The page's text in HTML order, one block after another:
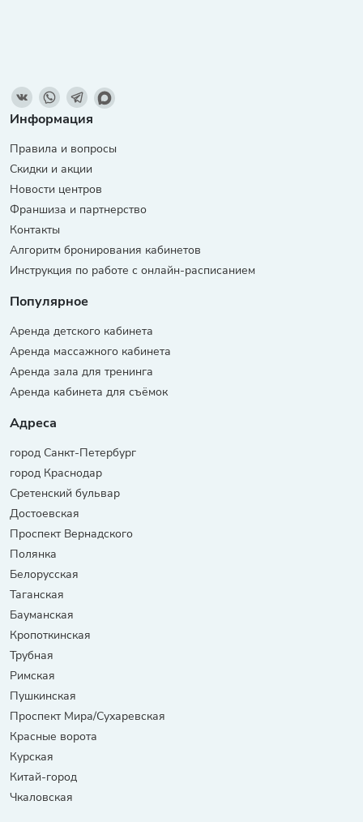
Информация
Правила и вопросы
Скидки и акции
Новости центров
Франшиза и партнерство
Контакты
Алгоритм бронирования кабинетов
Инструкция по работе с онлайн-расписанием
Популярное
Аренда детского кабинета
Аренда массажного кабинета
Аренда зала для тренинга
Аренда кабинета для съёмок
Адреса
город Санкт-Петербург
город Краснодар
Сретенский бульвар
Достоевская
Проспект Вернадского
Полянка
Белорусская
Таганская
Бауманская
Кропоткинская
Трубная
Римская
Пушкинская
Проспект Мира/Сухаревская
Красные ворота
Курская
Китай-город
Чкаловская